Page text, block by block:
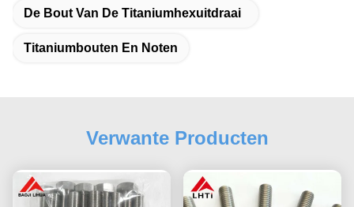
De Bout Van De Titaniumhexuitdraai
Titaniumbouten En Noten
Verwante Producten